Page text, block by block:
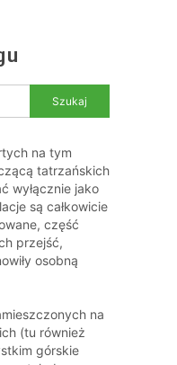
na tym
tatrzańskich
wyłącznie jako
są całkowicie
część
przejść,
osobną
na
(tu również
górskie